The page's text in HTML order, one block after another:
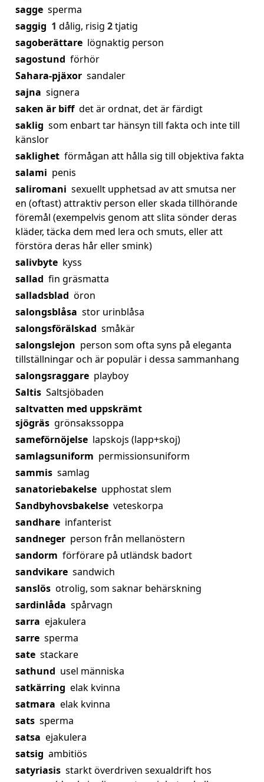
sagge sperma
saggig 1 dålig, risig 2tjatig
sagoberättare lögnaktig person
sagostund förhör
Sahara-pjäxor sandaler
sajna signera
saken är biff det är ordnat, det är färdigt
saklig som enbart tar hänsyn till fakta och inte till
känslor
saklighet förmågan att hålla sig till objektiva fakta
salami penis
saliromani sexuellt upphetsad av att smutsa ner
en (oftast) attraktiv person eller skada tillhörande
föremål (exempelvis genom att slita sönder deras
kläder, täcka dem med lera och smuts, eller att
förstöra deras hår eller smink)
salivbyte kyss
sallad fin gräsmatta
salladsblad öron
salongsblåsa stor urinblåsa
salongsförälskad småkär
salongslejon person som ofta syns på eleganta
tillställningar och är populär i dessa sammanhang
salongsraggare playboy
Saltis Saltsjöbaden
saltvatten med uppskrämt
sjögräs grönsakssoppa
sameförnöjelse lapskojs (lapp+skoj)
samlagsuniform permissionsuniform
sammis samlag
sanatoriebakelse upphostat slem
Sandbyhovsbakelse veteskorpa
sandhare infanterist
sandneger person från mellanöstern
sandorm förförare på utländsk badort
sandvikare sandwich
sanslös otrolig, som saknar behärskning
sardinlåda spårvagn
sarra ejakulera
sarre sperma
sate stackare
sathund usel människa
satkärring elak kvinna
satmara elak kvinna
sats sperma
satsa ejakulera
satsig ambitiös
satyriasis starkt överdriven sexualdrift hos